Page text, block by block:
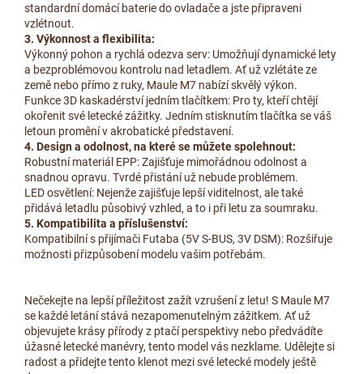
standardní domácí baterie do ovladače a jste připraveni
vzlétnout.
3. Výkonnost a flexibilita:
Výkonný pohon a rychlá odezva serv: Umožňují dynamické lety
a bezproblémovou kontrolu nad letadlem. Ať už vzlétáte ze
země nebo přímo z ruky, Maule M7 nabízí skvělý výkon.
Funkce 3D kaskadérství jedním tlačítkem: Pro ty, kteří chtějí
okořenit své letecké zážitky. Jedním stisknutím tlačítka se váš
letoun promění v akrobatické představení.
4. Design a odolnost, na které se můžete spolehnout:
Robustní materiál EPP: Zajišťuje mimořádnou odolnost a
snadnou opravu. Tvrdé přistání už nebude problémem.
LED osvětlení: Nejenže zajišťuje lepší viditelnost, ale také
přidává letadlu působivý vzhled, a to i při letu za soumraku.
5. Kompatibilita a příslušenství:
Kompatibilní s přijímači Futaba (5V S-BUS, 3V DSM): Rozšiřuje
možnosti přizpůsobení modelu vašim potřebám.
Nečekejte na lepší příležitost zažít vzrušení z letu! S Maule M7
se každé letání stává nezapomenutelným zážitkem. Ať už
objevujete krásy přírody z ptačí perspektivy nebo předvádíte
úžasné letecké manévry, tento model vás nezklame. Udělejte si
radost a přidejte tento klenot mezi své letecké modely ještě